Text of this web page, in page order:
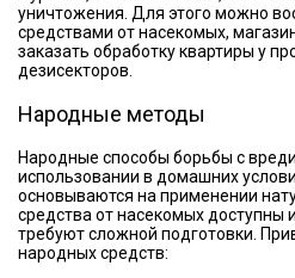
уничтожения. Для этого можно
средствами от насекомых,
заказать обработку квартиры у
дезисекторов.
Народные методы
Народные способы борьбы с
использовании в домашних
основываются на применении
средства от насекомых доступны
требуют сложной подготовки.
народных средств: